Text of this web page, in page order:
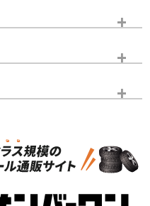
断しておりますので、あら
さい。
S
新車外し品（新古
付き